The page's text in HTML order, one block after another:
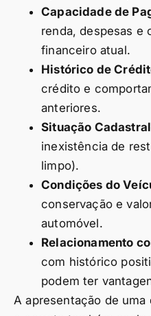
Capacidade de
renda, despesas e
financeiro atual.
Histórico de
crédito e
anteriores.
Situação
inexistência de
limpo).
Condições do
conservação e
automóvel.
Relacionamento
com histórico
podem ter
A apresentação de